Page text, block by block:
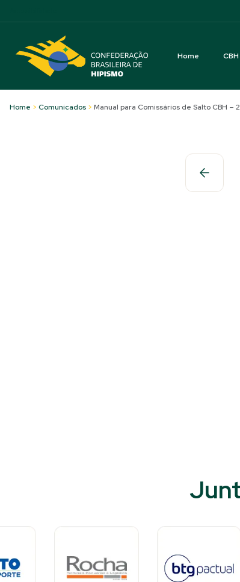
Home CBH
Home > Comunicados > Manual para Comissários de Salto CBH –